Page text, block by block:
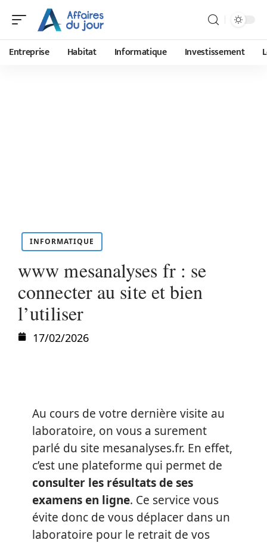
Entreprise Habitat Informatique Investissement
INFORMATIQUE
www mesanalyses fr : se
connecter au site et bien
l’utiliser
17/02/2026
Au cours de votre dernière visite au
laboratoire, on vous a surement
parlé du site mesanalyses.fr. En effet,
c’est une plateforme qui permet de
consulter les résultats de ses
examens en ligne. Ce service vous
évite donc de vous déplacer dans un
laboratoire pour le retrait de vos